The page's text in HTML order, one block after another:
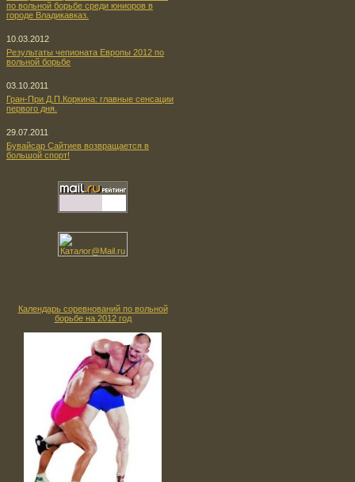
по вольной борьбе среди юниоров в
городе Владикавказ.
10.03.2012
Результаты чепионата Европы 2012 по
вольной борьбе
03.10.2011
Гран-При Д.П.Коркина: главные сенсации
первого дня.
29.07.2011
Бувайсар Сайтиев возвращается в
большой спорт!
Календарь соревнований по вольной
борьбе на 2012 год